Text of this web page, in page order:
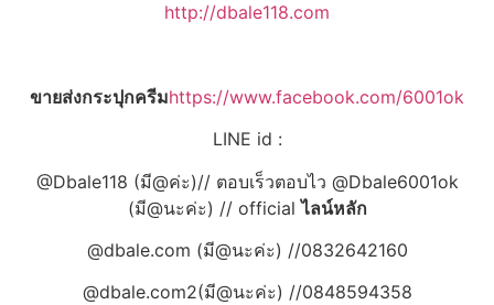
http://dbale118.com
ขายส่งกระปุกครีมhttps://www.facebook.com/6001ok
LINE id :
@Dbale118 (มี@ค่ะ)// ตอบเร็วตอบไว @Dbale6001ok
(มี@นะค่ะ) // officialไลน์หลัก
@dbale.com (มี@นะค่ะ) //0832642160
@dbale.com2(มี@นะค่ะ) //0848594358